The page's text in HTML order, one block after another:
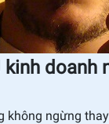
doanh
không ngừng